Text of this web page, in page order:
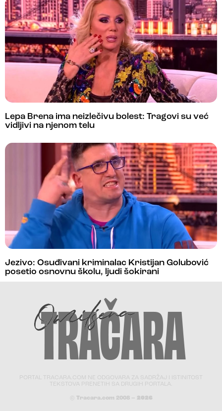
Lepa Brena ima neizlečivu bolest: Tragovi su već
vidljivi na njenom telu
Jezivo: Osuđivani kriminalac Kristijan Golubović
posetio osnovnu školu, ljudi šokirani
PORTAL TRACARA.COM NE ODGOVARA ZA SADRŽAJ I ISTINITOST
TEKSTOVA PRENETIH SA DRUGIH PORTALA.
© Tracara.com 2008 – 2026